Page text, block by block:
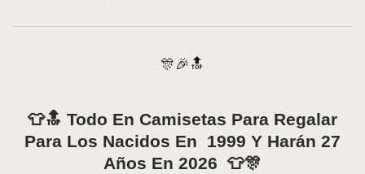
🎊🎉🔝
👕🔝 Todo En Camisetas Para Regalar
Para Los Nacidos En 1999 Y Harán 27
Años En 2026 👕🎊